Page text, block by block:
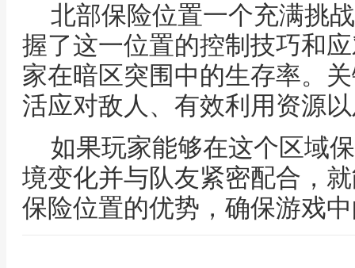
北部保险位置一个充满挑
握了这一位置的控制技巧和
家在暗区突围中的生存率。
活应对敌人、有效利用资源
如果玩家能够在这个区域
境变化并与队友紧密配合，
保险位置的优势，确保游戏